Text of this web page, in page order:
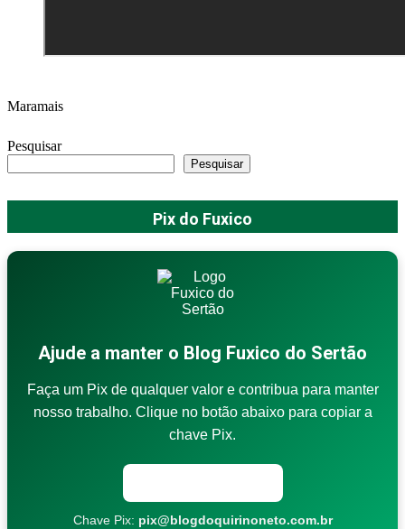
Maramais
Pesquisar
Pesquisar
Pix do Fuxico
Ajude a manter o Blog Fuxico do Sertão
Faça um Pix de qualquer valor e contribua para manter
nosso trabalho. Clique no botão abaixo para copiar a
chave Pix.
Chave Pix: pix@blogdoquirinoneto.com.br